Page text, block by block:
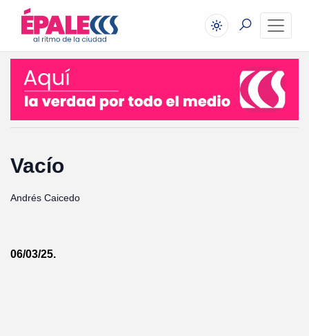
Vacío
Andrés Caicedo
06/03/25.